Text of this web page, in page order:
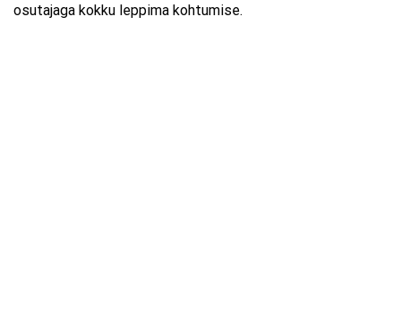
osutajaga kokku leppima kohtumise.